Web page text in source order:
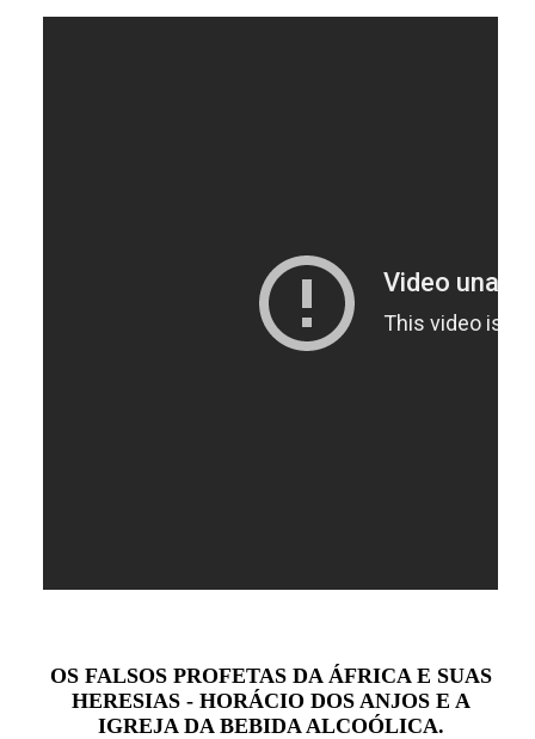
OS FALSOS PROFETAS DA ÁFRICA E SUAS
HERESIAS - HORÁCIO DOS ANJOS E A
IGREJA DA BEBIDA ALCOÓLICA.